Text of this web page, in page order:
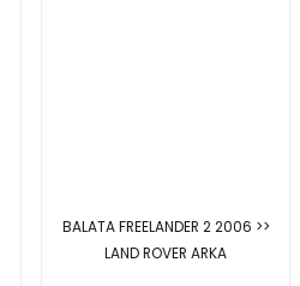
BALATA FREELANDER 2 2006 >>
LAND ROVER ARKA